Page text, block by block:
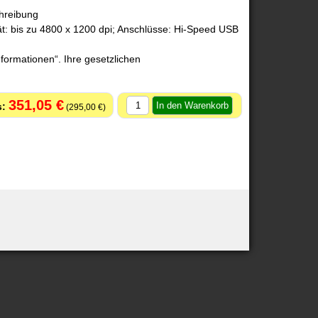
bis zu 4800 x 1200 dpi; Anschlüsse: Hi-Speed USB
Ihre gesetzlichen
351,05 € 295,00 €